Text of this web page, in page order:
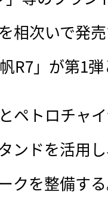
相次いで発
R7」が第1
ペトロチャ
ンドを活用
クを整備す